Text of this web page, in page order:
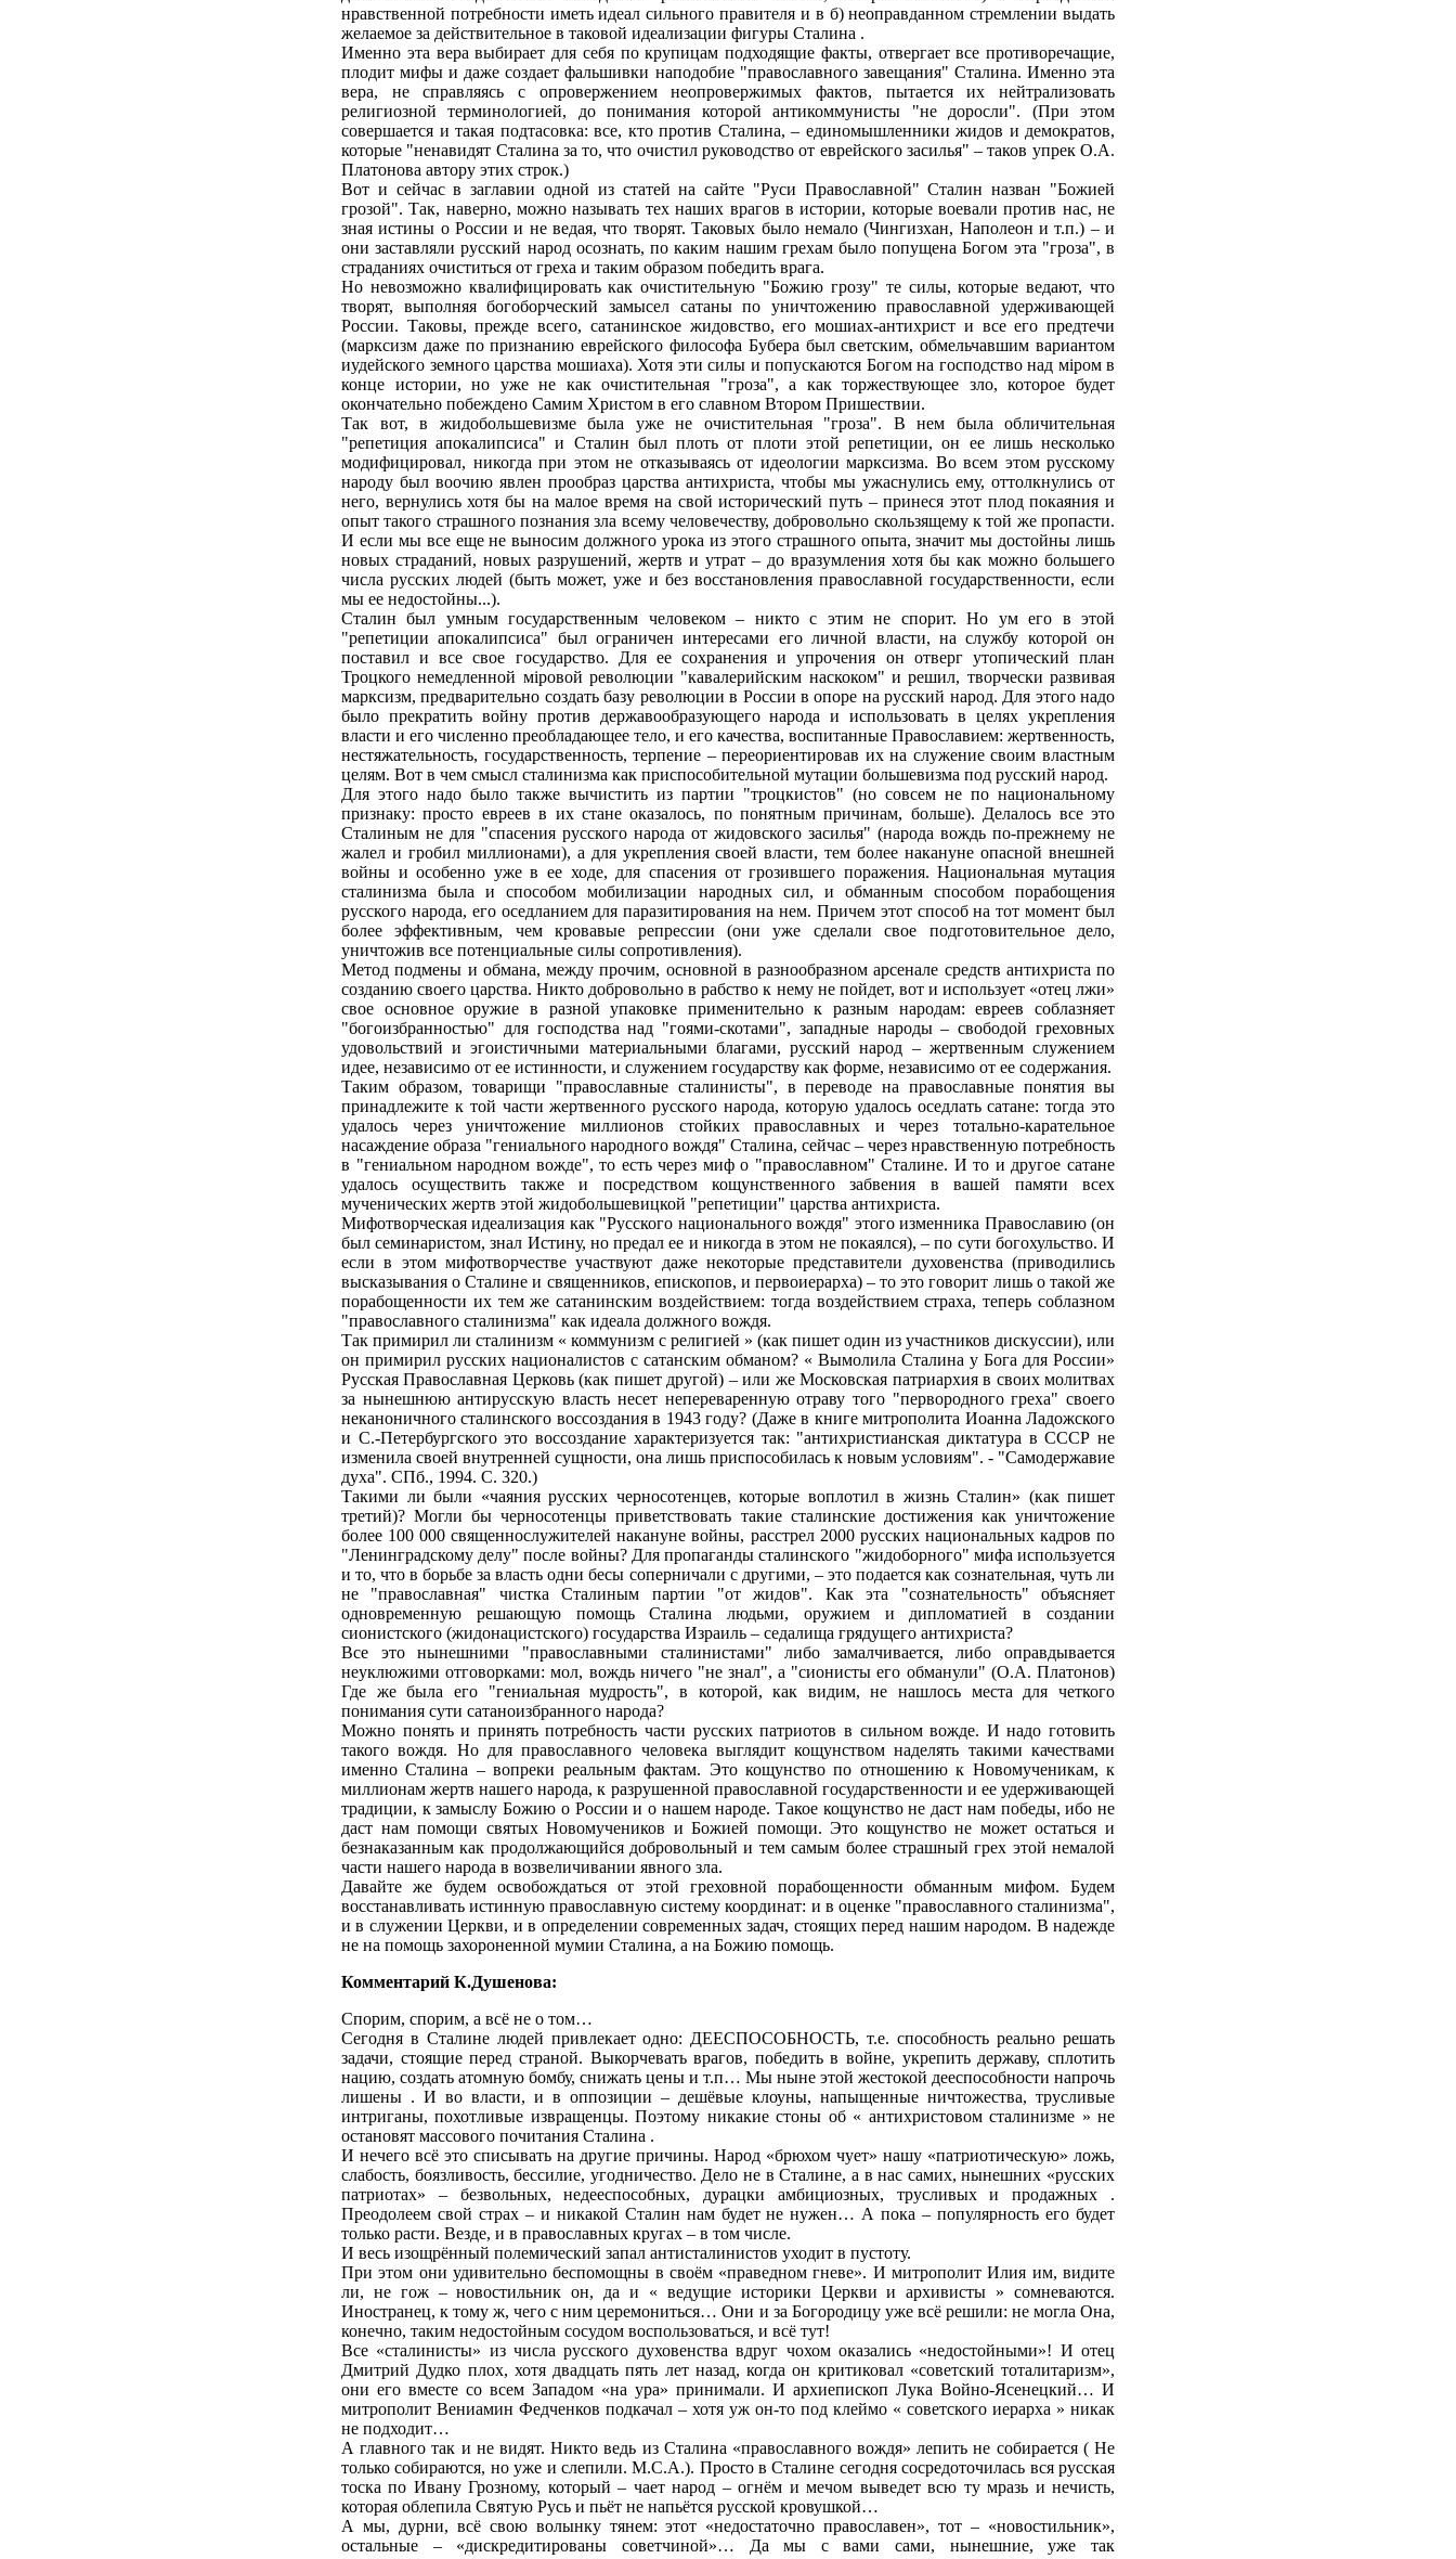
нравственной потребности иметь идеал сильного правителя и в б) неоправданном стремлении выдать
желаемое за действительное в таковой идеализации фигуры Сталина .
Именно эта вера выбирает для себя по крупицам подходящие факты, отвергает все противоречащие,
плодит мифы и даже создает фальшивки наподобие "православного завещания" Сталина. Именно эта
вера, не справляясь с опровержением неопровержимых фактов, пытается их нейтрализовать
религиозной терминологией, до понимания которой антикоммунисты "не доросли". (При этом
совершается и такая подтасовка: все, кто против Сталина, – единомышленники жидов и демократов,
которые "ненавидят Сталина за то, что очистил руководство от еврейского засилья" – таков упрек О.А.
Платонова автору этих строк.)
Вот и сейчас в заглавии одной из статей на сайте "Руси Православной" Сталин назван "Божией
грозой". Так, наверно, можно называть тех наших врагов в истории, которые воевали против нас, не
зная истины о России и не ведая, что творят. Таковых было немало (Чингизхан, Наполеон и т.п.) – и
они заставляли русский народ осознать, по каким нашим грехам было попущена Богом эта "гроза", в
страданиях очиститься от греха и таким образом победить врага.
Но невозможно квалифицировать как очистительную "Божию грозу" те силы, которые ведают, что
творят, выполняя богоборческий замысел сатаны по уничтожению православной удерживающей
России. Таковы, прежде всего, сатанинское жидовство, его мошиах-антихрист и все его предтечи
(марксизм даже по признанию еврейского философа Бубера был светским, обмельчавшим вариантом
иудейского земного царства мошиаха). Хотя эти силы и попускаются Богом на господство над міром в
конце истории, но уже не как очистительная "гроза", а как торжествующее зло, которое будет
окончательно побеждено Самим Христом в его славном Втором Пришествии.
Так вот, в жидобольшевизме была уже не очистительная "гроза". В нем была обличительная
"репетиция апокалипсиса" и Сталин был плоть от плоти этой репетиции, он ее лишь несколько
модифицировал, никогда при этом не отказываясь от идеологии марксизма. Во всем этом русскому
народу был воочию явлен прообраз царства антихриста, чтобы мы ужаснулись ему, оттолкнулись от
него, вернулись хотя бы на малое время на свой исторический путь – принеся этот плод покаяния и
опыт такого страшного познания зла всему человечеству, добровольно скользящему к той же пропасти.
И если мы все еще не выносим должного урока из этого страшного опыта, значит мы достойны лишь
новых страданий, новых разрушений, жертв и утрат – до вразумления хотя бы как можно большего
числа русских людей (быть может, уже и без восстановления православной государственности, если
мы ее недостойны...).
Сталин был умным государственным человеком – никто с этим не спорит. Но ум его в этой
"репетиции апокалипсиса" был ограничен интересами его личной власти, на службу которой он
поставил и все свое государство. Для ее сохранения и упрочения он отверг утопический план
Троцкого немедленной міровой революции "кавалерийским наскоком" и решил, творчески развивая
марксизм, предварительно создать базу революции в России в опоре на русский народ. Для этого надо
было прекратить войну против державообразующего народа и использовать в целях укрепления
власти и его численно преобладающее тело, и его качества, воспитанные Православием: жертвенность,
нестяжательность, государственность, терпение – переориентировав их на служение своим властным
целям. Вот в чем смысл сталинизма как приспособительной мутации большевизма под русский народ.
Для этого надо было также вычистить из партии "троцкистов" (но совсем не по национальному
признаку: просто евреев в их стане оказалось, по понятным причинам, больше). Делалось все это
Сталиным не для "спасения русского народа от жидовского засилья" (народа вождь по-прежнему не
жалел и гробил миллионами), а для укрепления своей власти, тем более накануне опасной внешней
войны и особенно уже в ее ходе, для спасения от грозившего поражения. Национальная мутация
сталинизма была и способом мобилизации народных сил, и обманным способом порабощения
русского народа, его оседланием для паразитирования на нем. Причем этот способ на тот момент был
более эффективным, чем кровавые репрессии (они уже сделали свое подготовительное дело,
уничтожив все потенциальные силы сопротивления).
Метод подмены и обмана, между прочим, основной в разнообразном арсенале средств антихриста по
созданию своего царства. Никто добровольно в рабство к нему не пойдет, вот и использует «отец лжи»
свое основное оружие в разной упаковке применительно к разным народам: евреев соблазняет
"богоизбранностью" для господства над "гоями-скотами", западные народы – свободой греховных
удовольствий и эгоистичными материальными благами, русский народ – жертвенным служением
идее, независимо от ее истинности, и служением государству как форме, независимо от ее содержания.
Таким образом, товарищи "православные сталинисты", в переводе на православные понятия вы
принадлежите к той части жертвенного русского народа, которую удалось оседлать сатане: тогда это
удалось через уничтожение миллионов стойких православных и через тотально-карательное
насаждение образа "гениального народного вождя" Сталина, сейчас – через нравственную потребность
в "гениальном народном вожде", то есть через миф о "православном" Сталине. И то и другое сатане
удалось осуществить также и посредством кощунственного забвения в вашей памяти всех
мученических жертв этой жидобольшевицкой "репетиции" царства антихриста.
Мифотворческая идеализация как "Русского национального вождя" этого изменника Православию (он
был семинаристом, знал Истину, но предал ее и никогда в этом не покаялся), – по сути богохульство. И
если в этом мифотворчестве участвуют даже некоторые представители духовенства (приводились
высказывания о Сталине и священников, епископов, и первоиерарха) – то это говорит лишь о такой же
порабощенности их тем же сатанинским воздействием: тогда воздействием страха, теперь соблазном
"православного сталинизма" как идеала должного вождя.
Так примирил ли сталинизм « коммунизм с религией » (как пишет один из участников дискуссии), или
он примирил русских националистов с сатанским обманом? « Вымолила Сталина у Бога для России»
Русская Православная Церковь (как пишет другой) – или же Московская патриархия в своих молитвах
за нынешнюю антирусскую власть несет непереваренную отраву того "первородного греха" своего
неканоничного сталинского воссоздания в 1943 году? (Даже в книге митрополита Иоанна Ладожского
и С.-Петербургского это воссоздание характеризуется так: "антихристианская диктатура в СССР не
изменила своей внутренней сущности, она лишь приспособилась к новым условиям". - "Самодержавие
духа". СПб., 1994. С. 320.)
Такими ли были «чаяния русских черносотенцев, которые воплотил в жизнь Сталин» (как пишет
третий)? Могли бы черносотенцы приветствовать такие сталинские достижения как уничтожение
более 100 000 священнослужителей накануне войны, расстрел 2000 русских национальных кадров по
"Ленинградскому делу" после войны? Для пропаганды сталинского "жидоборного" мифа используется
и то, что в борьбе за власть одни бесы соперничали с другими, – это подается как сознательная, чуть ли
не "православная" чистка Сталиным партии "от жидов". Как эта "сознательность" объясняет
одновременную решающую помощь Сталина людьми, оружием и дипломатией в создании
сионистского (жидонацистского) государства Израиль – седалища грядущего антихриста?
Все это нынешними "православными сталинистами" либо замалчивается, либо оправдывается
неуклюжими отговорками: мол, вождь ничего "не знал", а "сионисты его обманули" (О.А. Платонов)
Где же была его "гениальная мудрость", в которой, как видим, не нашлось места для четкого
понимания сути сатаноизбранного народа?
Можно понять и принять потребность части русских патриотов в сильном вожде. И надо готовить
такого вождя. Но для православного человека выглядит кощунством наделять такими качествами
именно Сталина – вопреки реальным фактам. Это кощунство по отношению к Новомученикам, к
миллионам жертв нашего народа, к разрушенной православной государственности и ее удерживающей
традиции, к замыслу Божию о России и о нашем народе. Такое кощунство не даст нам победы, ибо не
даст нам помощи святых Новомучеников и Божией помощи. Это кощунство не может остаться и
безнаказанным как продолжающийся добровольный и тем самым более страшный грех этой немалой
части нашего народа в возвеличивании явного зла.
Давайте же будем освобождаться от этой греховной порабощенности обманным мифом. Будем
восстанавливать истинную православную систему координат: и в оценке "православного сталинизма",
и в служении Церкви, и в определении современных задач, стоящих перед нашим народом. В надежде
не на помощь захороненной мумии Сталина, а на Божию помощь.
Комментарий К.Душенова:
Спорим, спорим, а всё не о том…
Сегодня в Сталине людей привлекает одно: ДЕЕСПОСОБНОСТЬ, т.е. способность реально решать
задачи, стоящие перед страной. Выкорчевать врагов, победить в войне, укрепить державу, сплотить
нацию, создать атомную бомбу, снижать цены и т.п… Мы ныне этой жестокой дееспособности напрочь
лишены . И во власти, и в оппозиции – дешёвые клоуны, напыщенные ничтожества, трусливые
интриганы, похотливые извращенцы. Поэтому никакие стоны об « антихристовом сталинизме » не
остановят массового почитания Сталина .
И нечего всё это списывать на другие причины. Народ «брюхом чует» нашу «патриотическую» ложь,
слабость, боязливость, бессилие, угодничество. Дело не в Сталине, а в нас самих, нынешних «русских
патриотах» – безвольных, недееспособных, дурацки амбициозных, трусливых и продажных .
Преодолеем свой страх – и никакой Сталин нам будет не нужен… А пока – популярность его будет
только расти. Везде, и в православных кругах – в том числе.
И весь изощрённый полемический запал антисталинистов уходит в пустоту.
При этом они удивительно беспомощны в своём «праведном гневе». И митрополит Илия им, видите
ли, не гож – новостильник он, да и « ведущие историки Церкви и архивисты » сомневаются.
Иностранец, к тому ж, чего с ним церемониться… Они и за Богородицу уже всё решили: не могла Она,
конечно, таким недостойным сосудом воспользоваться, и всё тут!
Все «сталинисты» из числа русского духовенства вдруг чохом оказались «недостойными»! И отец
Дмитрий Дудко плох, хотя двадцать пять лет назад, когда он критиковал «советский тоталитаризм»,
они его вместе со всем Западом «на ура» принимали. И архиепископ Лука Войно-Ясенецкий… И
митрополит Вениамин Федченков подкачал – хотя уж он-то под клеймо « советского иерарха » никак
не подходит…
А главного так и не видят. Никто ведь из Сталина «православного вождя» лепить не собирается ( Не
только собираются, но уже и слепили. М.С.А.). Просто в Сталине сегодня сосредоточилась вся русская
тоска по Ивану Грозному, который – чает народ – огнём и мечом выведет всю ту мразь и нечисть,
которая облепила Святую Русь и пьёт не напьётся русской кровушкой…
А мы, дурни, всё свою волынку тянем: этот «недостаточно православен», тот – «новостильник»,
остальные – «дискредитированы советчиной»… Да мы с вами сами, нынешние, уже так